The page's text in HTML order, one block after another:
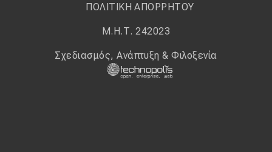
ΠΟΛΙΤΙΚΗ ΑΠΟΡΡΗΤΟΥ
Μ.Η.Τ. 242023
Σχεδιασμός, Ανάπτυξη & Φιλοξενία